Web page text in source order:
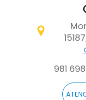
981